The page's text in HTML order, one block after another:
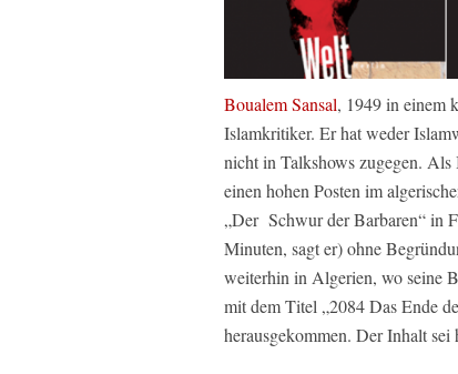
Boualem Sansal, 1949 in einem
Islamkritiker. Er hat weder
nicht in Talkshows zugegen.
einen hohen Posten im
„Der Schwur der Barbaren“ in
Minuten, sagt er) ohne
weiterhin in Algerien, wo seine
mit dem Titel „2084 Das Ende
herausgekommen. Der Inhalt